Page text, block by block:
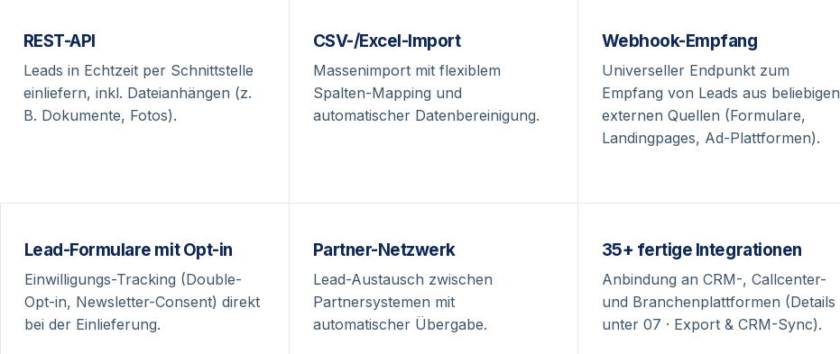
REST-API
Leads in Echtzeit per Schnittstelle
einliefern, inkl. Dateianhängen (z.
B. Dokumente, Fotos).
CSV-/Excel-Import
Massenimport mit flexiblem
Spalten-Mapping und
automatischer Datenbereinigung.
Webhook-Empfang
Universeller Endpunkt zum
Empfang von Leads aus beliebigen
externen Quellen (Formulare,
Landingpages, Ad-Plattformen).
Lead-Formulare mit Opt-in
Einwilligungs-Tracking (Double-
Opt-in, Newsletter-Consent) direkt
bei der Einlieferung.
Partner-Netzwerk
Lead-Austausch zwischen
Partnersystemen mit
automatischer Übergabe.
35+ fertige Integrationen
Anbindung an CRM-, Callcenter-
und Branchenplattformen (Details
unter 07 · Export & CRM-Sync).